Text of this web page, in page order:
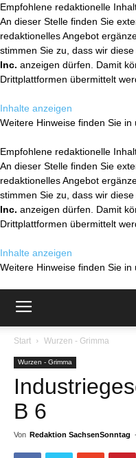
Empfohlene redaktionelle
An dieser Stelle finden Sie
redaktionelles Angebot
stimmen Sie zu, dass wir
Inc. anzeigen dürfen. Damit
Drittplattformen übermittelt
Inhalte anzeigen
Weitere Hinweise finden Sie in
Empfohlene redaktionelle
An dieser Stelle finden Sie
redaktionelles Angebot
stimmen Sie zu, dass wir
Inc. anzeigen dürfen. Damit
Drittplattformen übermittelt
Inhalte anzeigen
Weitere Hinweise finden Sie in
Start Wurzen - Grimma
Wurzen - Grimma
B 6
Von Redaktion SachsenSonntag